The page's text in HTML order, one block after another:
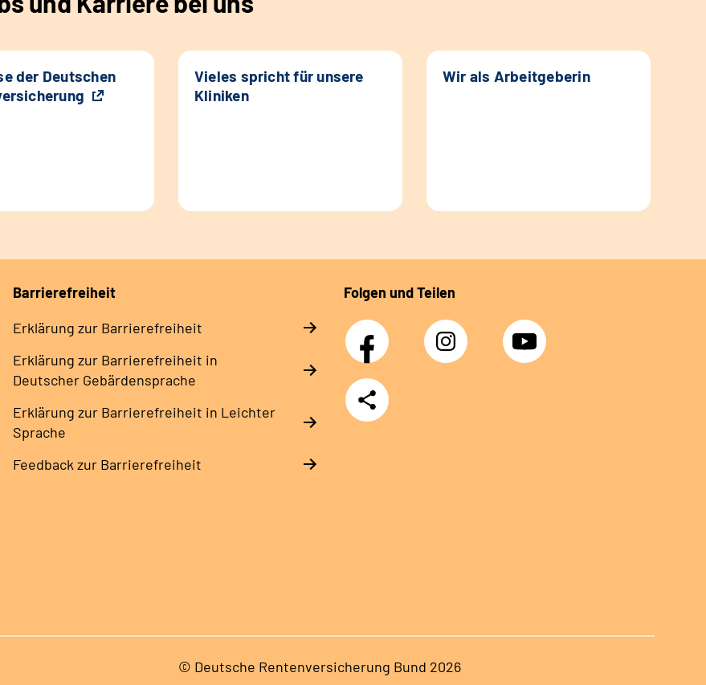
der Deutschen
Vieles spricht für unsere
Kliniken
Wir als Arbeitgeberin
Barrierefreiheit
Erklärung zur Barrierefreiheit
Erklärung zur Barrierefreiheit in
Deutscher Gebärdensprache
Erklärung zur Barrierefreiheit in Leichter
Sprache
Feedback zur Barrierefreiheit
Folgen und Teilen
Facebook Instagram YouTube
Teilen
© Deutsche Rentenversicherung Bund 2026